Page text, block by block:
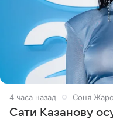
4 часа назад Соня
Сати Казанову